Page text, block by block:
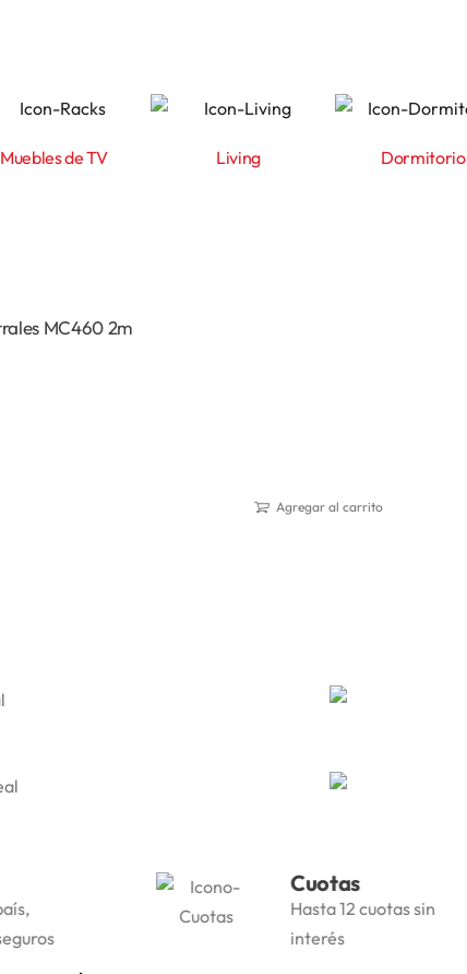
Muebles de TV Living Dormitorio
MC460 2m
Agregar al carrito
Cuotas
Hasta 12 cuotas sin